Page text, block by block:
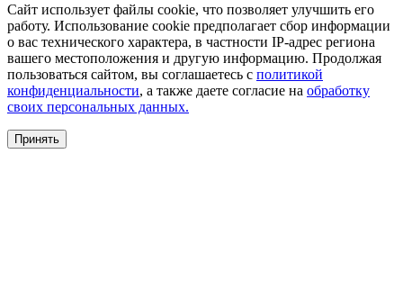
Сайт использует файлы cookie, что позволяет улучшить его
работу. Использование cookie предполагает сбор информации
о вас технического характера, в частности IP-адрес региона
вашего местоположения и другую информацию. Продолжая
пользоваться сайтом, вы соглашаетесь с политикой
конфиденциальности, а также даете согласие на обработку
своих персональных данных.
Принять